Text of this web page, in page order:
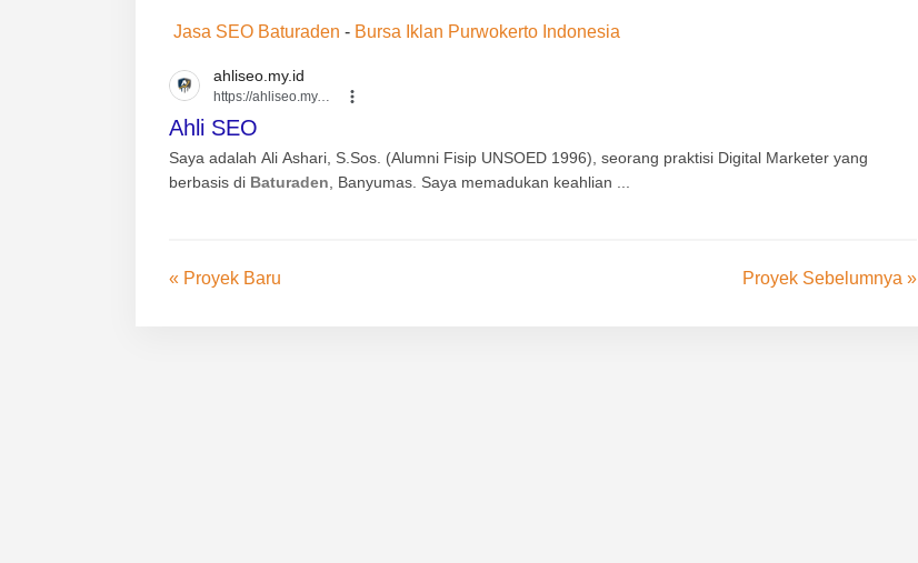
Jasa SEO Baturaden - Bursa Iklan Purwokerto Indonesia
Ahli SEO
ahliseo.my.id
https://ahliseo.my.id
Saya adalah Ali Ashari, S.Sos. (Alumni Fisip UNSOED 1996), seorang praktisi Digital Marketer yang
berbasis di Baturaden , Banyumas. Saya memadukan keahlian ...
« Proyek Baru Proyek Sebelumnya »